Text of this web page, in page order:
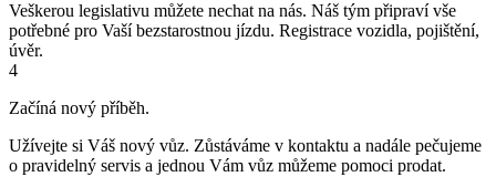
Veškerou legislativu můžete nechat na nás. Náš tým připraví vše
potřebné pro Vaší bezstarostnou jízdu. Registrace vozidla, pojištění,
úvěr.
4
Začíná nový příběh.
Užívejte si Váš nový vůz. Zůstáváme v kontaktu a nadále pečujeme
o pravidelný servis a jednou Vám vůz můžeme pomoci prodat.